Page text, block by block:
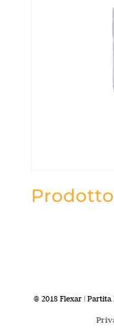
Prodotto
@ 2018 Flexar |